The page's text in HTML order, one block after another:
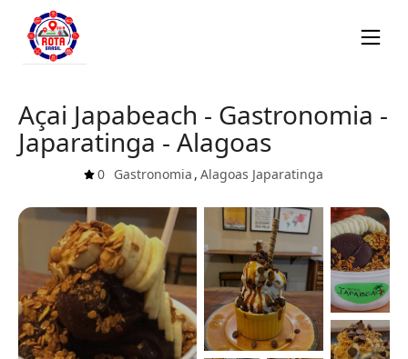
Açai Japabeach - Gastronomia -
Japaratinga - Alagoas
0 Gastronomia , Alagoas Japaratinga